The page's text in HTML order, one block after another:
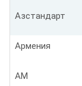
Азстандарт
Армения
AM